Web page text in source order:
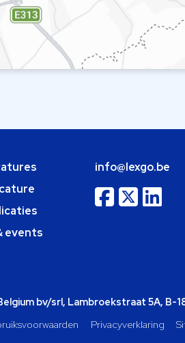
events
info@lexgo.be
bv/srl, Lambroekstraat 5A, B-
Privacyverklaring